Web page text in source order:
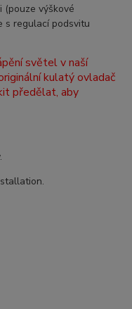
(pouze výškové
s regulací podsvitu
světel v naší
kulatý ovladač
předělat, aby